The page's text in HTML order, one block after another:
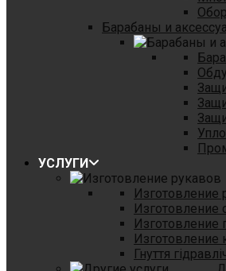
Барабаны и
УСЛУГИ
Изготовление
Изготовление
Изготовление
Гнуття